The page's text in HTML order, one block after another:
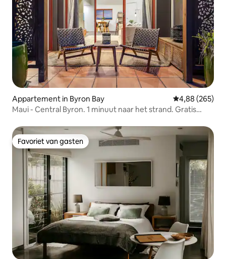
Appartement in Byron Bay Gemiddelde
4,88 (265)
Maui - Central Byron. 1 minuut naar het strand. Gratis
Favoriet van gasten
Favoriet van gasten